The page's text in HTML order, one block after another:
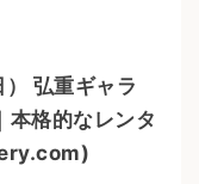
弘重ギャラ
本格的なレンタ